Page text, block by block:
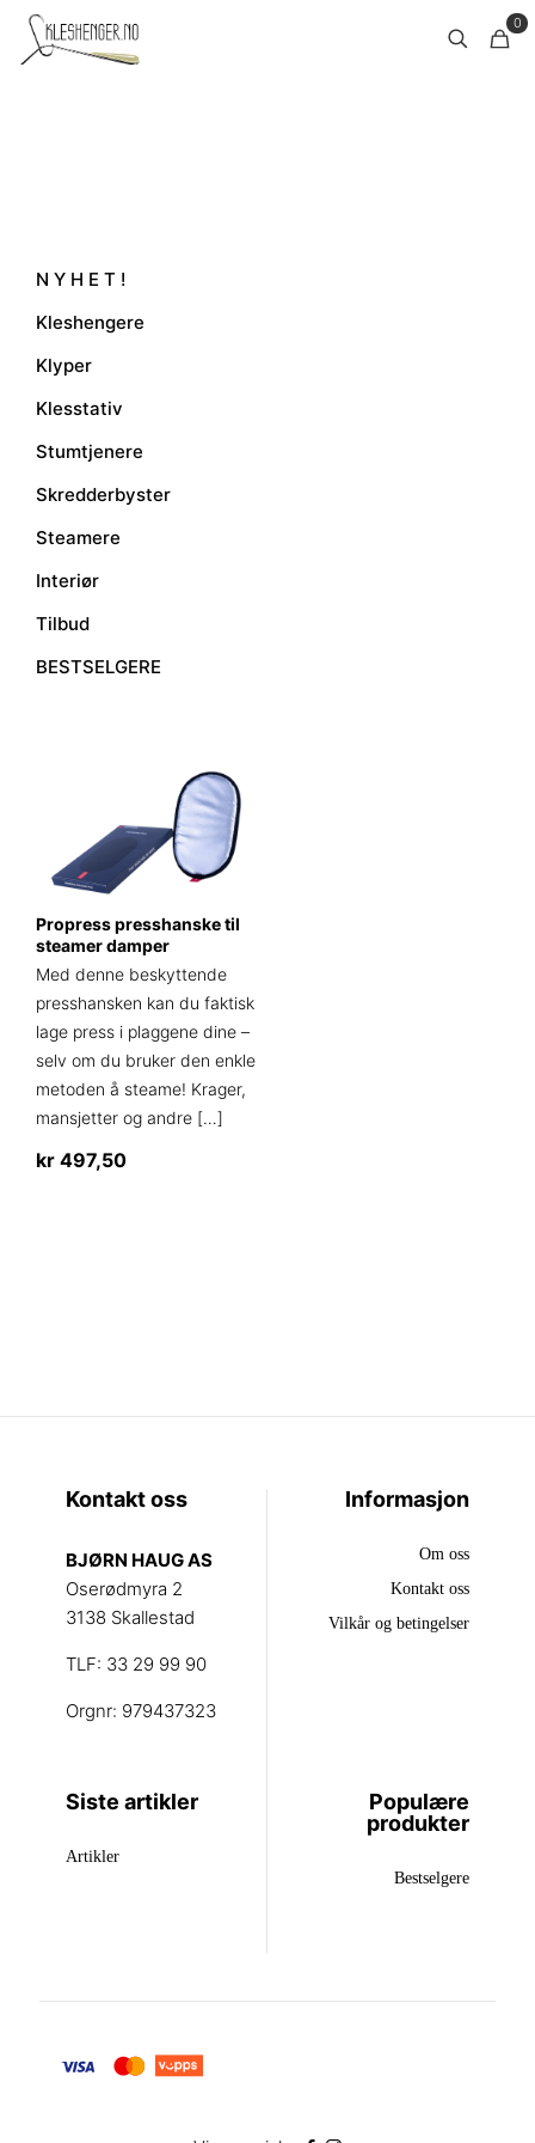
0
N Y H E T !
Kleshengere
Klyper
Klesstativ
Stumtjenere
Skredderbyster
Steamere
Interiør
Tilbud
BESTSELGERE
Propress presshanske til
steamer damper
Med denne beskyttende
presshansken kan du faktisk
lage press i plaggene dine –
selv om du bruker den enkle
metoden å steame! Krager,
mansjetter og andre […]
kr 497,50
Kontakt oss
BJØRN HAUG AS
Oserødmyra 2
3138 Skallestad
TLF: 33 29 99 90
Orgnr: 979437323
Informasjon
Om oss
Kontakt oss
Vilkår og betingelser
Siste artikler
Artikler
Populære
produkter
Bestselgere